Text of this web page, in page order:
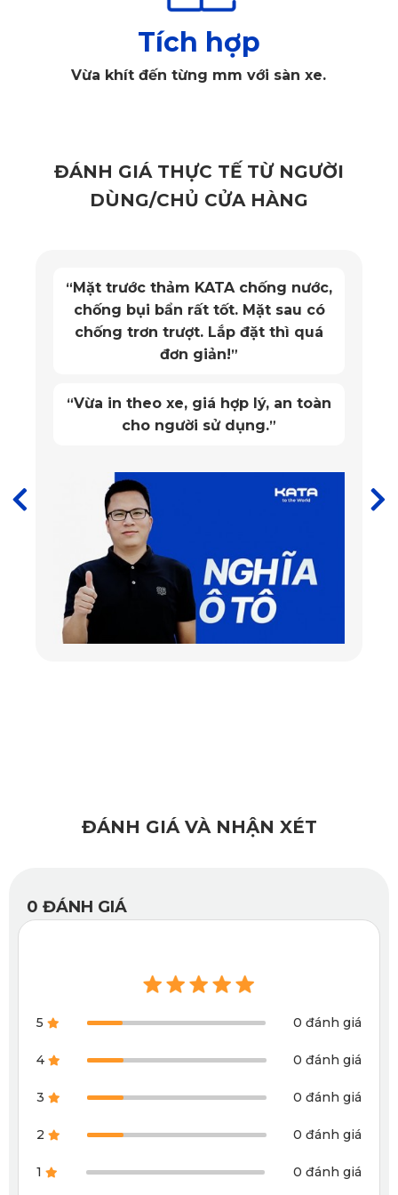
và thân thiện của sản phẩm đối với người dùng cũng như
Thảm lót sàn ô tô Hyundai Santafe cho ghế phụ
Làm tăng độ đẳng cấp cho chiếc xe
ra, thảm lót sàn KATA cho xe Hyundai Santafe có bảng màu
đa dạng cho bạn dễ dàng lựa chọn màu sắc thảm phù hợp
Tích hợp
Vừa khít đến từng mm với sàn xe.
ĐÁNH GIÁ THỰC TẾ TỪ NGƯỜI
DÙNG/CHỦ CỬA HÀNG
“Mặt trước thảm KATA chống nước,
chống bụi bẩn rất tốt. Mặt sau có
chống trơn trượt. Lắp đặt thì quá
đơn giản!”
“Vừa in theo xe, giá hợp lý, an toàn
cho người sử dụng.”
ĐÁNH GIÁ VÀ NHẬN XÉT
0 ĐÁNH GIÁ
5 0 đánh giá
4 0 đánh giá
3 0 đánh giá
2 0 đánh giá
1 0 đánh giá